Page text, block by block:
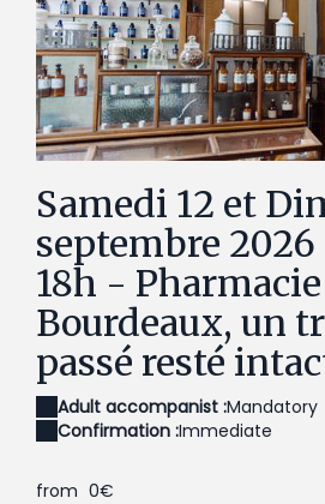
Pharmacie Bourdeaux, un
intact
Samedi 12 et
septembre 2026
18h - Pharmacie
Bourdeaux, un
passé resté
Adult accompanist :Mandatory
Confirmation :Immediate
from 0€